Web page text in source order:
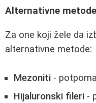
Alternativne metode
Za one koji žele da
alternativne metode:
Mezoniti -
Hijaluronski fileri -